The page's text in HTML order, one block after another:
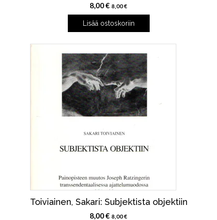
8,00€ 8,00€
Lisää ostoskoriin
Toiviainen, Sakari: Subjektista objektiin
8,00€ 8,00€